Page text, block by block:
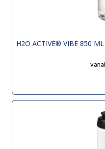
H2O ACTIVE® VIBE 850